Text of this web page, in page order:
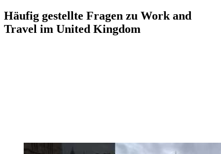
Häufig gestellte Fragen zu Work and
Travel im United Kingdom